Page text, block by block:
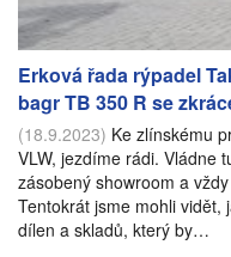
Erková řada rýpadel
bagr TB 350 R se
(18.9.2023) Ke zlínskému
VLW, jezdíme rádi. Vládne
zásobený showroom a
Tentokrát jsme mohli vidět,
dílen a skladů, který by…